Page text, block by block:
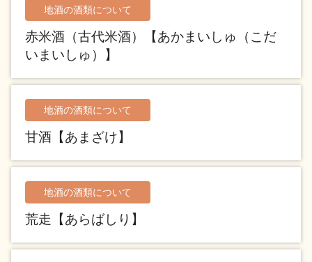
地酒用語集
お楽しみコンテンツ
地酒の酒類について
赤米酒（古代米酒）【あかまいしゅ（こだ
いまいしゅ）】
地酒の酒類について
甘酒【あまざけ】
地酒の酒類について
荒走【あらばしり】